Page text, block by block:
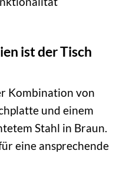
ist der Tisch
Kombination von
und einem
Stahl in Braun.
eine ansprechende